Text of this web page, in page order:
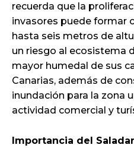
recuerda que la
invasores puede formar
hasta seis metros de
un riesgo al ecosistema
mayor humedal de sus
Canarias, además de
inundación para la zona
actividad comercial y
Importancia del